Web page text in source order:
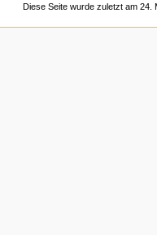
Diese Seite wurde zuletzt am 24.